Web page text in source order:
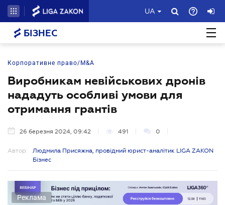
UA
БІЗНЕС
Корпоративне право/M&A
Виробникам невійськових дронів
нададуть особливі умови для
отримання грантів
26 березня 2024, 09:42 491 0
Автор:
Людмила Присяжна, провідний юрист-аналітик LIGA ZAKON
Бізнес
Реклама